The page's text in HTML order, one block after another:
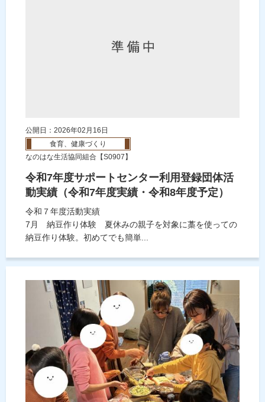
公開日：2026年02月16日
食育、健康づくり
なのはな生活協同組合【S0907】
令和7年度サポートセンター利用登録団体活
動実績（令和7年度実績・令和8年度予定）
令和７年度活動実績
7月 納豆作り体験 夏休みの親子を対象に藁を使っての
納豆作り体験。初めてでも簡単...